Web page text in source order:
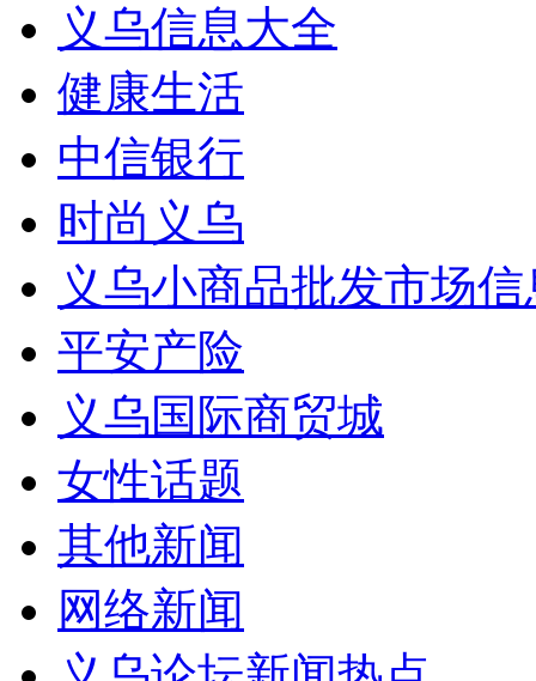
义乌信息大全
健康生活
中信银行
时尚义乌
义乌小商品批发市场
平安产险
义乌国际商贸城
女性话题
其他新闻
网络新闻